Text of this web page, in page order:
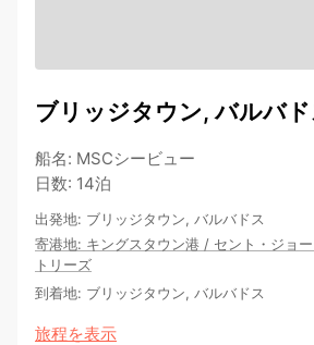
ブリッジタウン, バルバ
船名: MSCシービュー
日数: 14泊
出発地: ブリッジタウン, バルバドス
寄港地: キングスタウン港 / セント・ジョ
トリーズ
到着地: ブリッジタウン, バルバドス
旅程を表示